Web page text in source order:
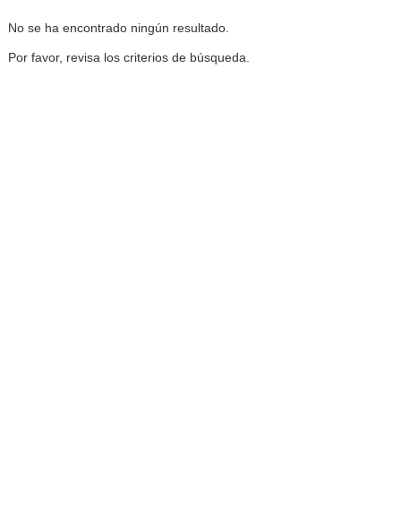
No se ha encontrado ningún resultado.
Por favor, revisa los criterios de búsqueda.